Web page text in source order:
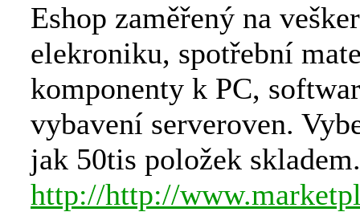
Eshop zaměřený na
elekroniku, spotřební
komponenty k PC,
vybavení serveroven.
jak 50tis položek
http://http://